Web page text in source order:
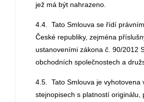
jež má být nahrazeno.
4.4. Tato Smlouva se řídí
České republiky, zejména
ustanoveními zákona č. 90/2012
obchodních společnostech a
4.5. Tato Smlouva je vyhotovena
stejnopisech s platností originálu,